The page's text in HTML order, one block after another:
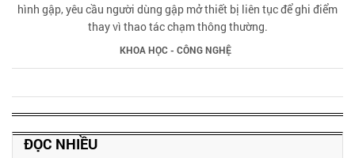
hình gập, yêu cầu người dùng gập mở thiết bị liên tục để ghi điểm
thay vì thao tác chạm thông thường.
KHOA HỌC - CÔNG NGHỆ
ĐỌC NHIỀU